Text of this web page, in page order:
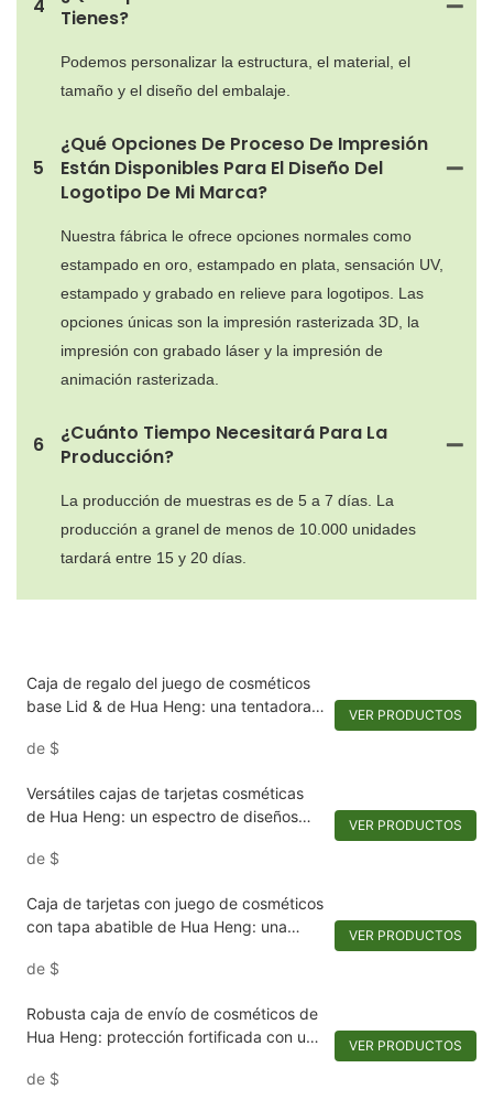
4
Tienes?
Podemos personalizar la estructura, el material, el
tamaño y el diseño del embalaje.
5
¿Qué Opciones De Proceso De Impresión
Están Disponibles Para El Diseño Del
Logotipo De Mi Marca?
Nuestra fábrica le ofrece opciones normales como
estampado en oro, estampado en plata, sensación UV,
estampado y grabado en relieve para logotipos. Las
opciones únicas son la impresión rasterizada 3D, la
impresión con grabado láser y la impresión de
animación rasterizada.
6
¿Cuánto Tiempo Necesitará Para La
Producción?
La producción de muestras es de 5 a 7 días. La
producción a granel de menos de 10.000 unidades
tardará entre 15 y 20 días.
Caja de regalo del juego de cosméticos
base Lid & de Hua Heng: una tentadora
de $
VER PRODUCTOS
Versátiles cajas de tarjetas cosméticas
de Hua Heng: un espectro de diseños
de $
VER PRODUCTOS
Caja de tarjetas con juego de cosméticos
con tapa abatible de Hua Heng: una
básicos de belleza.1722250371206134
de $
VER PRODUCTOS
Robusta caja de envío de cosméticos de
Hua Heng: protección fortificada con un
de $
VER PRODUCTOS